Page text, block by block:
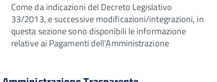
Come da indicazioni del Decreto Legislativo
33/2013, e successive modificazioni/integrazioni, in
questa sezione sono disponibili le informazione
relative ai Pagamenti dell’Amministrazione